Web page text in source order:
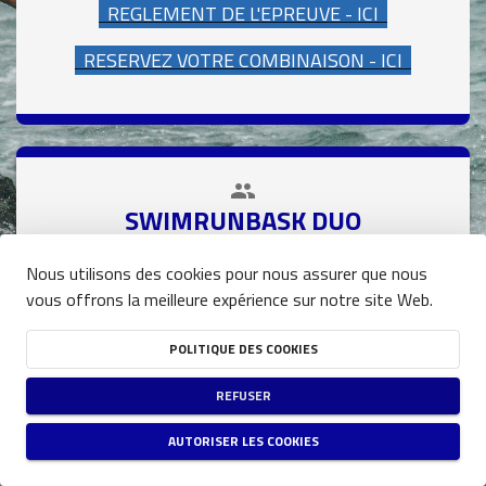
REGLEMENT DE L'EPREUVE - ICI
RESERVEZ VOTRE COMBINAISON - ICI
people
SWIMRUNBASK DUO
03/10/2026
HEURE
09:40
DISPONIBILITÉ
PLACES RESTANTES
RESTRICTIONS
AVOIR MINIMUM 16 ANS
Nous utilisons des cookies pour nous assurer que nous
vous offrons la meilleure expérience sur notre site Web.
POLITIQUE DES COOKIES
REFUSER
AUTORISER LES COOKIES